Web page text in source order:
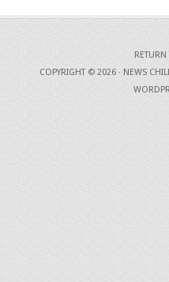
COPYRIGHT © 2026 · NEWS